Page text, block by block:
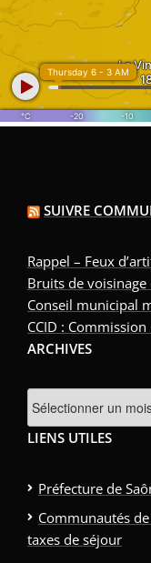
SUIVRE
Rappel – Feux
Bruits de
Conseil municipal
CCID :
ARCHIVES
Archives
LIENS UTILES
Préfecture de
Communautés
taxes de séjour